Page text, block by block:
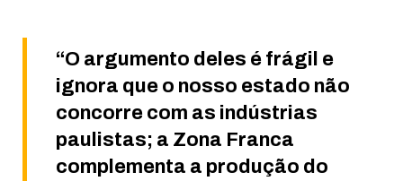
“O argumento deles é frágil e
ignora que o nosso estado não
concorre com as indústrias
paulistas; a Zona Franca
complementa a produção do